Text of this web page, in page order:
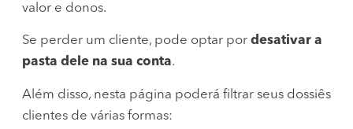
valor e donos.
Se perder um cliente, pode optar por desativar a
pasta dele na sua conta.
Além disso, nesta página poderá filtrar seus dossiês
clientes de várias formas: